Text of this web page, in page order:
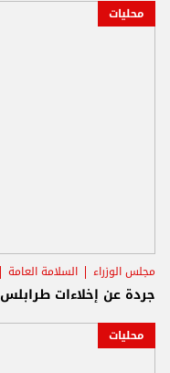
محليات
مجلس الوزراء السلامة العامة
جردة عن إخلاءات طرابلس
محليات